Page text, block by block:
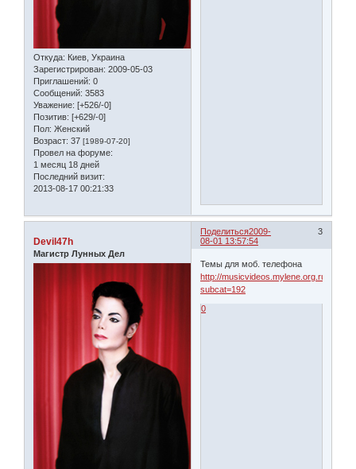
Откуда: Киев, Украина
Зарегистрирован: 2009-05-03
Приглашений: 0
Сообщений: 3583
Уважение: [+526/-0]
Позитив: [+629/-0]
Пол: Женский
Возраст: 37 [1989-07-20]
Провел на форуме:
1 месяц 18 дней
Последний визит:
2013-08-17 00:21:33
Поделиться 3
2009-
08-01 13:57:54
Devil47h
Магистр Лунных Дел
Темы для моб. телефона
http://musicvideos.mylene.org.ru/
subcat=192
0